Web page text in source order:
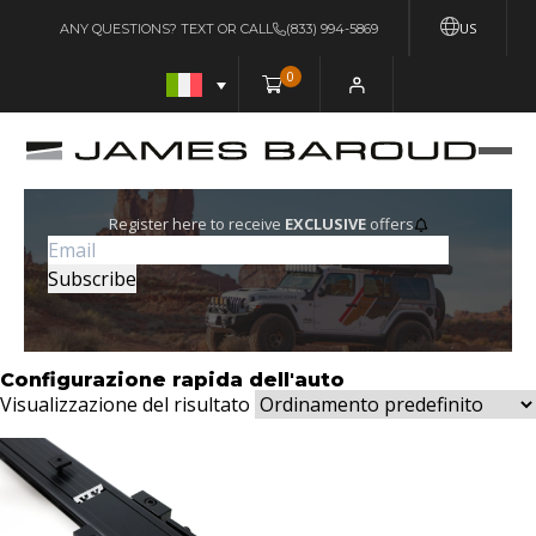
US
ANY QUESTIONS? TEXT OR CALL (833) 994-5869
0
Register here to receive EXCLUSIVEoffers
Configurazione rapida dell'auto
Visualizzazione del risultato